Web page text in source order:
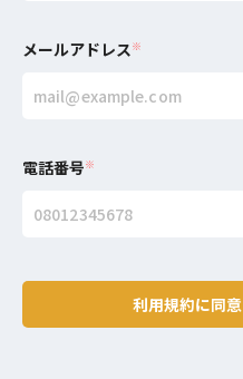
メールアドレス※
電話番号※
利用規約に同